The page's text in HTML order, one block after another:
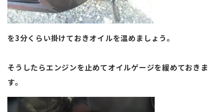
を3分くらい掛けておきオイルを温めましょう。
そうしたらエンジンを止めてオイルゲージを緩めておきま
す。